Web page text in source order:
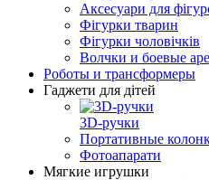
Аксесуари для
Фігурки тварин
Фігурки чоловічків
Волчки и боевые
Роботы и трансформеры
Гаджети для дітей
3D-ручки
Портативные
Фотоапарати
Мягкие игрушки